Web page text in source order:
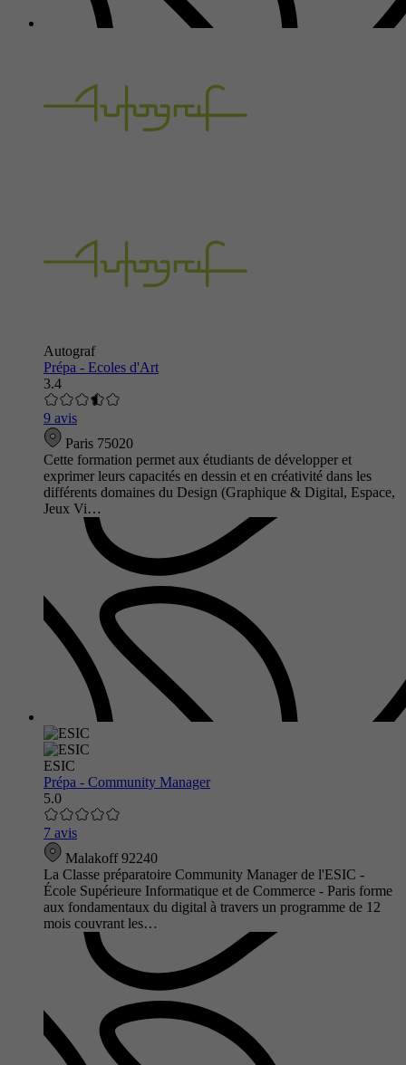
Autograf
Prépa - Ecoles d'Art
3.4
9 avis
Paris 75020
Cette formation permet aux étudiants de développer et
exprimer leurs capacités en dessin et en créativité dans les
différents domaines du Design (Graphique & Digital, Espace,
Jeux Vi…
ESIC
Prépa - Community Manager
5.0
7 avis
Malakoff 92240
La Classe préparatoire Community Manager de l'ESIC -
École Supérieure Informatique et de Commerce - Paris forme
aux fondamentaux du digital à travers un programme de 12
mois couvrant les…